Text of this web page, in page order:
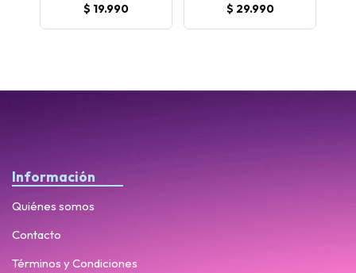
$ 19.990 $ 29.990
Información
Quiénes somos
Contacto
Términos y Condiciones